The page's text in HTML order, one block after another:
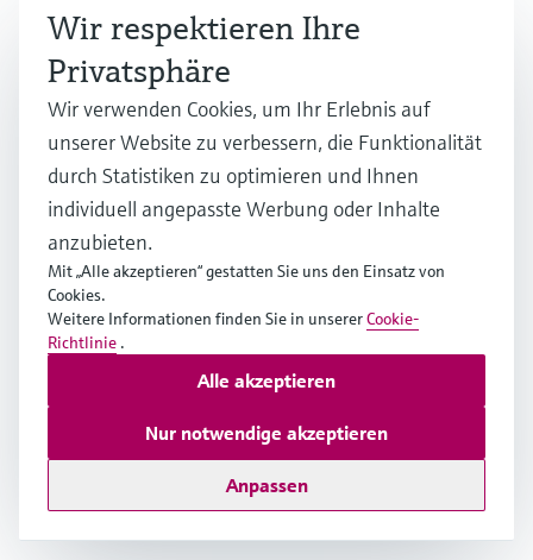
Schadstoffemissionen aus vielen verschiedenen Quellen
gemessen und überwacht werden sollen, z. B. bei
Kraftwerken, Fabriken sowie Produktionsstandorten für
Öl und Gas. Beim Technologie-Benchmarking werden
die Fähigkeiten verschiedener CEMS untersucht und
anschließend mit Industriestandards und den
Anforderungen des Kunden verglichen. Dies hilft den
Kunden, das für ihre spezifischen Bedürfnisse am
besten geeignete System zu finden.
Was uns auszeichnet ist eine jahrzehntelange,
erwiesene Fachkompetenz, ein umfasendes
Produktportfolio und eine Vielzahl an Services auf
dem Gebiet der Emissionsmessungen.
Wir respektieren Ihre
Privatsphäre
Wir verwenden Cookies, um Ihr Erlebnis auf
unserer Website zu verbessern, die Funktionalität
durch Statistiken zu optimieren und Ihnen
individuell angepasste Werbung oder Inhalte
anzubieten.
Mit „Alle akzeptieren“ gestatten Sie uns den Einsatz von
Cookies.
Weitere Informationen finden Sie in unsererCookie-
Richtlinie .
Anpassen
Nur notwendige akzeptieren
Alle akzeptieren